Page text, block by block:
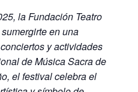
la Fundación Teatro
en una
y actividades
de Música Sacra de
el festival celebra el